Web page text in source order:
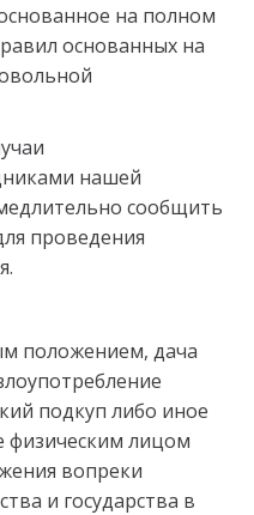
на полном
основанных на
нашей
сообщить
проведения
положением, дача
подкуп либо иное
физическим лицом
вопреки
и государства в